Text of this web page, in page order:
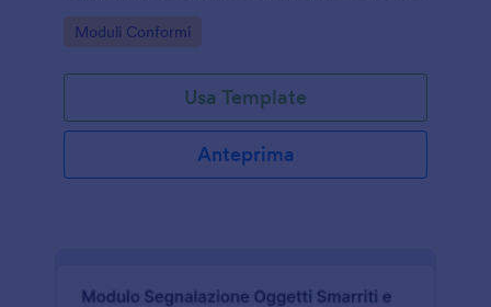
dati e la gestione delle risposte.
Go to Category:
Moduli Conformi
Usa Template
Anteprima